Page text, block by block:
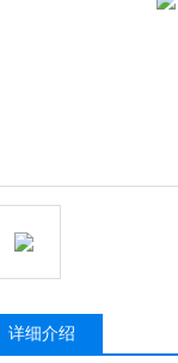
详细介绍